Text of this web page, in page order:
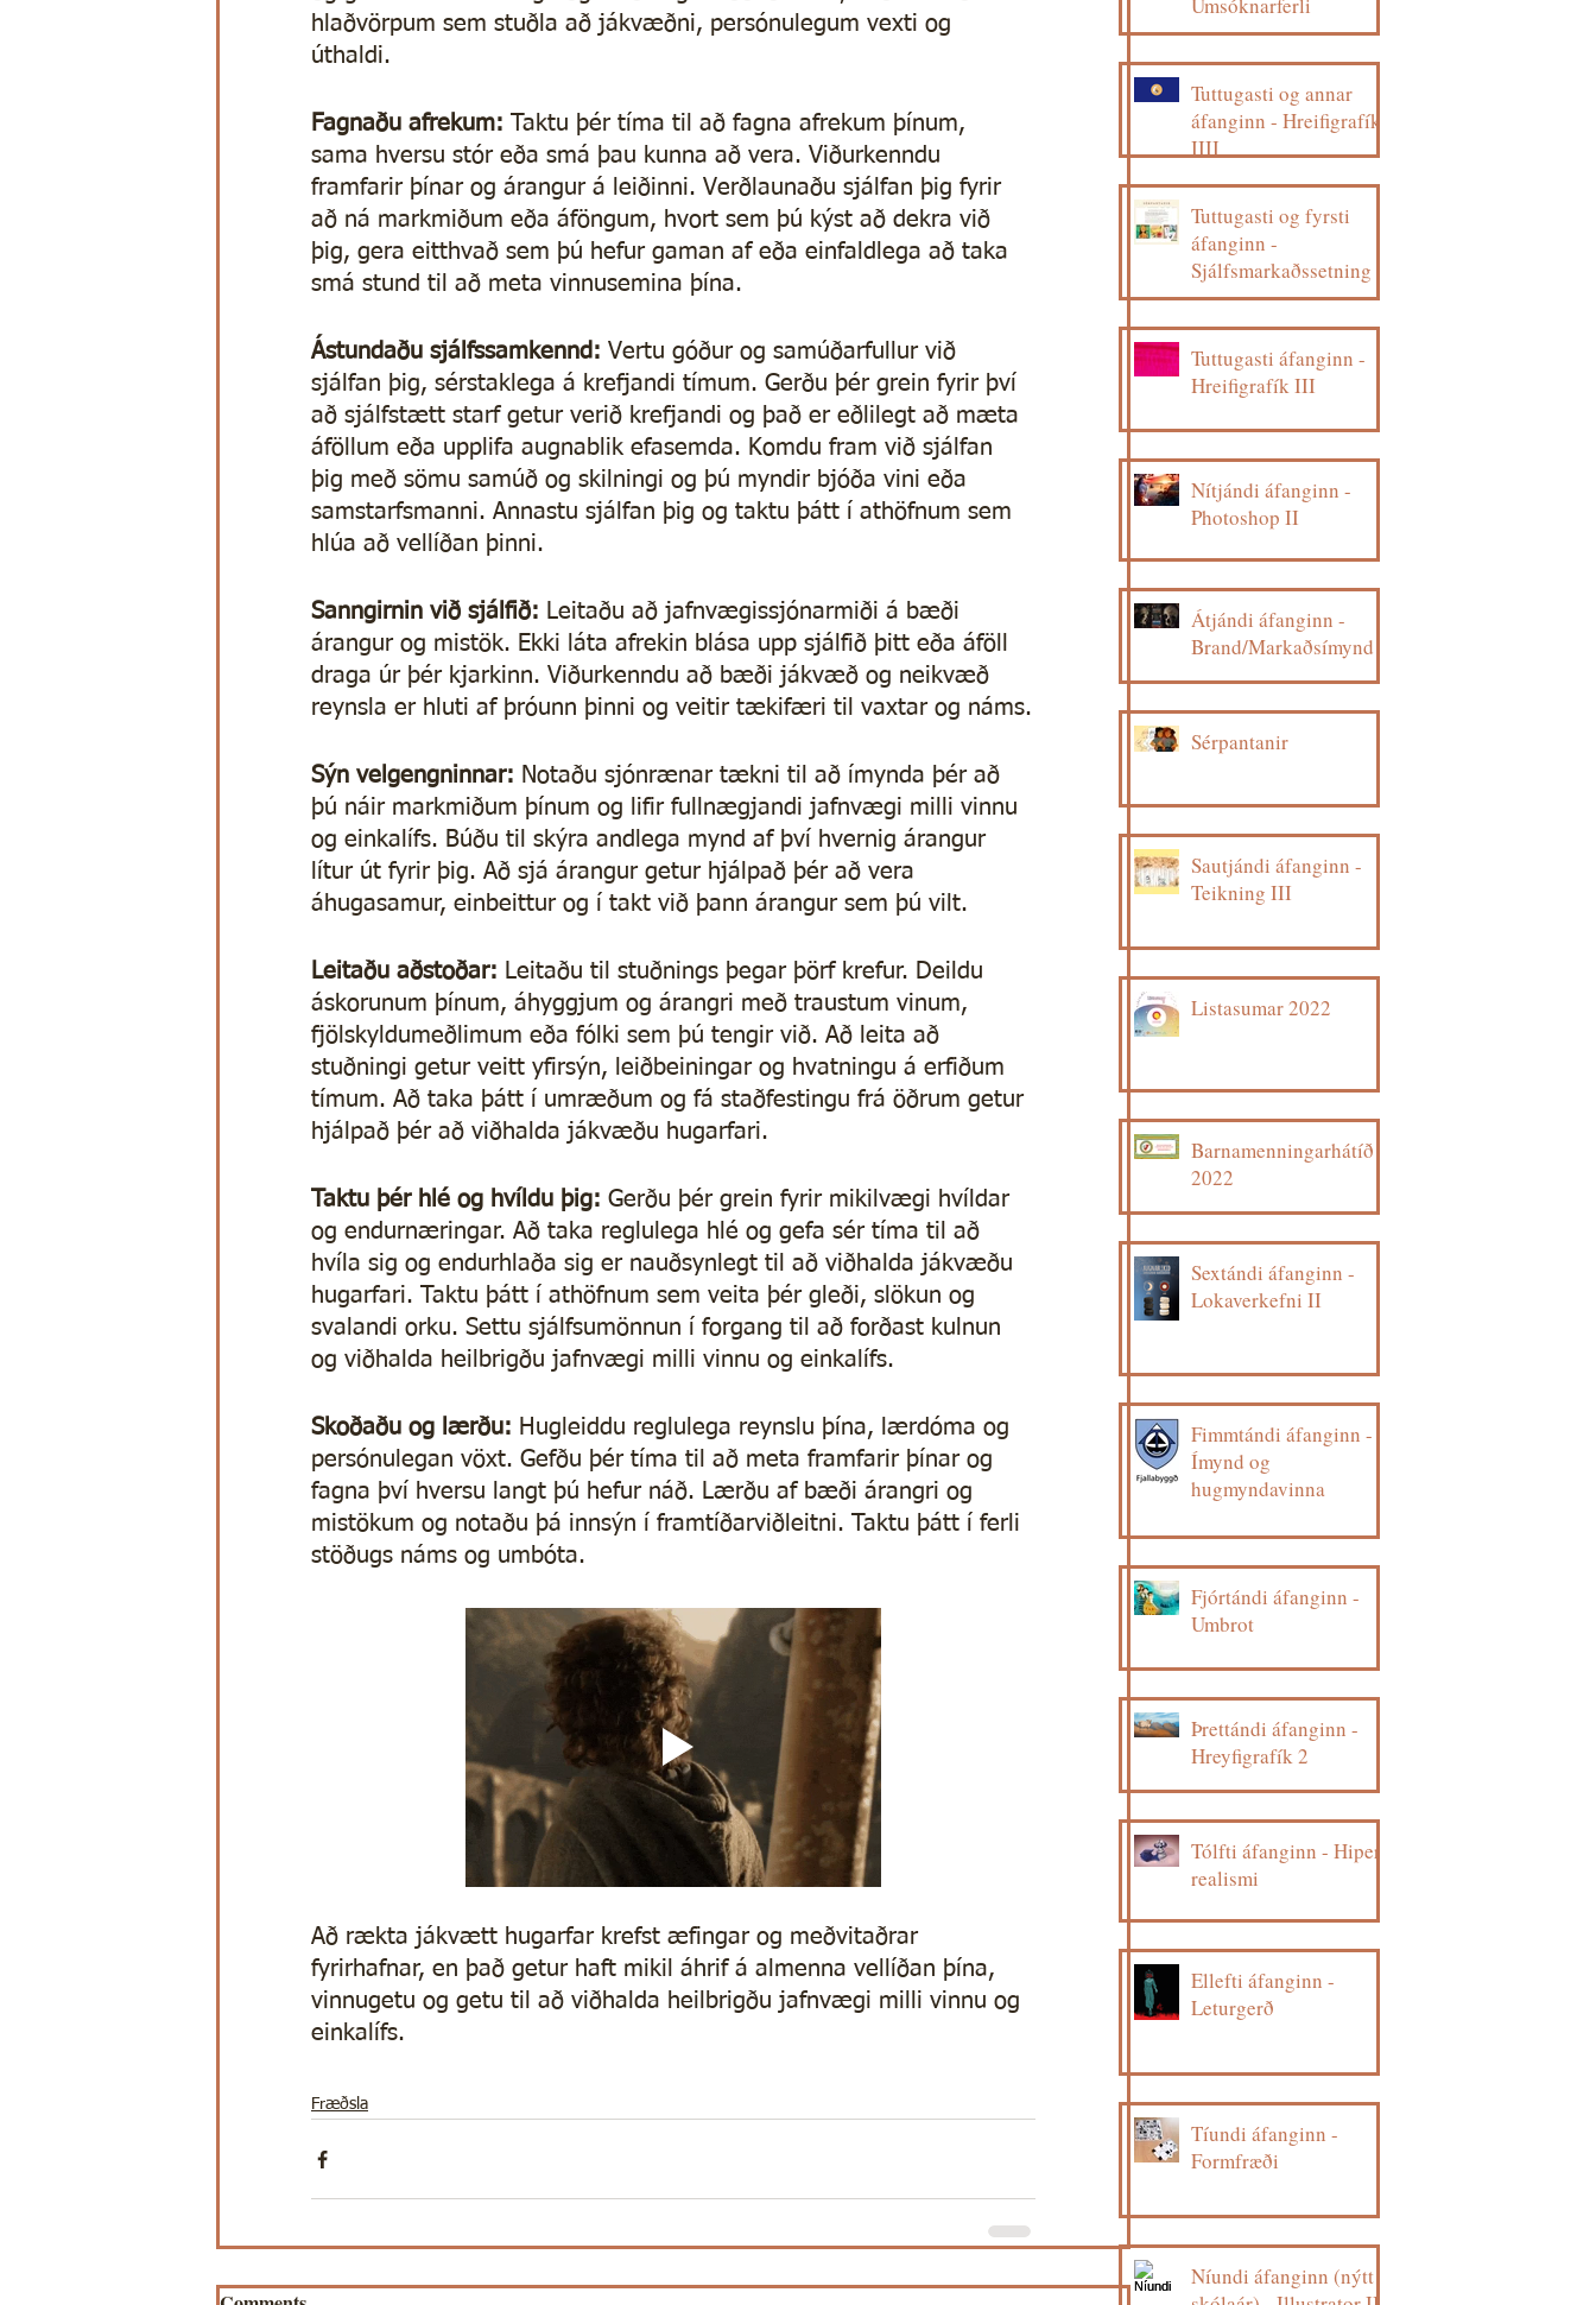
hlaðvörpum sem stuðla að jákvæðni, persónulegum vexti og
úthaldi.
Fagnaðu afrekum: Taktu þér tíma til að fagna afrekum þínum,
sama hversu stór eða smá þau kunna að vera. Viðurkenndu
framfarir þínar og árangur á leiðinni. Verðlaunaðu sjálfan þig fyrir
að ná markmiðum eða áföngum, hvort sem þú kýst að dekra við
þig, gera eitthvað sem þú hefur gaman af eða einfaldlega að taka
smá stund til að meta vinnusemina þína.
Ástundaðu sjálfssamkennd: Vertu góður og samúðarfullur við
sjálfan þig, sérstaklega á krefjandi tímum. Gerðu þér grein fyrir því
að sjálfstætt starf getur verið krefjandi og það er eðlilegt að mæta
áföllum eða upplifa augnablik efasemda. Komdu fram við sjálfan
þig með sömu samúð og skilningi og þú myndir bjóða vini eða
samstarfsmanni. Annastu sjálfan þig og taktu þátt í athöfnum sem
hlúa að vellíðan þinni.
Sanngirnin við sjálfið: Leitaðu að jafnvægissjónarmiði á bæði
árangur og mistök. Ekki láta afrekin blása upp sjálfið þitt eða áföll
draga úr þér kjarkinn. Viðurkenndu að bæði jákvæð og neikvæð
reynsla er hluti af þróunn þinni og veitir tækifæri til vaxtar og náms.
Sýn velgengninnar: Notaðu sjónrænar tækni til að ímynda þér að
þú náir markmiðum þínum og lifir fullnægjandi jafnvægi milli vinnu
og einkalífs. Búðu til skýra andlega mynd af því hvernig árangur
lítur út fyrir þig. Að sjá árangur getur hjálpað þér að vera
áhugasamur, einbeittur og í takt við þann árangur sem þú vilt.
Leitaðu aðstoðar: Leitaðu til stuðnings þegar þörf krefur. Deildu
áskorunum þínum, áhyggjum og árangri með traustum vinum,
fjölskyldumeðlimum eða fólki sem þú tengir við. Að leita að
stuðningi getur veitt yfirsýn, leiðbeiningar og hvatningu á erfiðum
tímum. Að taka þátt í umræðum og fá staðfestingu frá öðrum getur
hjálpað þér að viðhalda jákvæðu hugarfari.
Taktu þér hlé og hvíldu þig: Gerðu þér grein fyrir mikilvægi hvíldar
og endurnæringar. Að taka reglulega hlé og gefa sér tíma til að
hvíla sig og endurhlaða sig er nauðsynlegt til að viðhalda jákvæðu
hugarfari. Taktu þátt í athöfnum sem veita þér gleði, slökun og
svalandi orku. Settu sjálfsumönnun í forgang til að forðast kulnun
og viðhalda heilbrigðu jafnvægi milli vinnu og einkalífs.
Skoðaðu og lærðu: Hugleiddu reglulega reynslu þína, lærdóma og
persónulegan vöxt. Gefðu þér tíma til að meta framfarir þínar og
fagna því hversu langt þú hefur náð. Lærðu af bæði árangri og
mistökum og notaðu þá innsýn í framtíðarviðleitni. Taktu þátt í ferli
stöðugs náms og umbóta.
Að rækta jákvætt hugarfar krefst æfingar og meðvitaðrar
fyrirhafnar, en það getur haft mikil áhrif á almenna vellíðan þína,
vinnugetu og getu til að viðhalda heilbrigðu jafnvægi milli vinnu og
einkalífs.
Fræðsla
Tuttugasti og annar
áfanginn - Hreifigrafík
IIII
Tuttugasti og fyrsti
áfanginn -
Sjálfsmarkaðssetning
Tuttugasti áfanginn -
Hreifigrafík III
Nítjándi áfanginn -
Photoshop II
Átjándi áfanginn -
Brand/Markaðsímynd
Sérpantanir
Sautjándi áfanginn -
Teikning III
Listasumar 2022
Barnamenningarhátíð
2022
Sextándi áfanginn -
Lokaverkefni II
Fimmtándi áfanginn -
Ímynd og
hugmyndavinna
Fjórtándi áfanginn -
Umbrot
Þrettándi áfanginn -
Hreyfigrafík 2
Tólfti áfanginn - Hiper
realismi
Ellefti áfanginn -
Leturgerð
Tíundi áfanginn -
Formfræði
Níundi áfanginn (nýtt